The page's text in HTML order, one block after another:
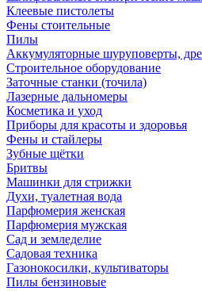
Клеевые пистолеты
Фены стоительные
Пилы
Аккумуляторные шуруповерты,
Строительное оборудование
Заточные станки (точила)
Лазерные дальномеры
Косметика и уход
Приборы для красоты и здоровья
Фены и стайлеры
Зубные щётки
Бритвы
Машинки для стрижки
Духи, туалетная вода
Парфюмерия женская
Парфюмерия мужская
Сад и земледелие
Садовая техника
Газонокосилки, культиваторы
Пилы бензиновые